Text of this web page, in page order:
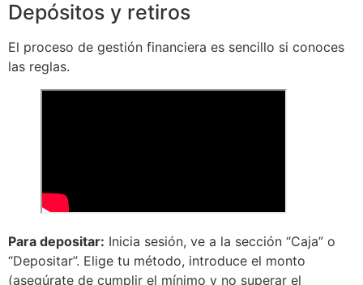
Depósitos y retiros
El proceso de gestión financiera es sencillo si conoces
las reglas.
Para depositar: Inicia sesión, ve a la sección “Caja” o
“Depositar”. Elige tu método, introduce el monto
(asegúrate de cumplir el mínimo y no superar el